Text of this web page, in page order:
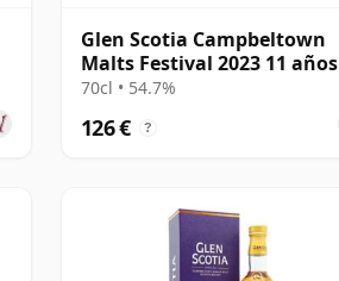
Glen Scotia Campbeltown
Malts Festival 2023 11 años
70cl • 54.7%
126 € ?